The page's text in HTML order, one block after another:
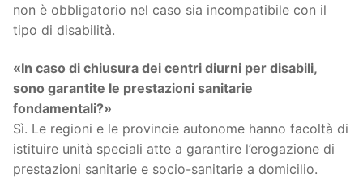
non è obbligatorio nel caso sia incompatibile con il
tipo di disabilità.
«In caso di chiusura dei centri diurni per disabili,
sono garantite le prestazioni sanitarie
fondamentali?»
Sì. Le regioni e le provincie autonome hanno facoltà di
istituire unità speciali atte a garantire l’erogazione di
prestazioni sanitarie e socio-sanitarie a domicilio.